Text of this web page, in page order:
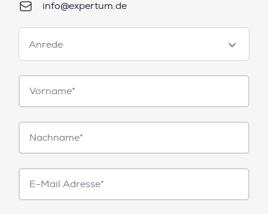
info@expertum.de
Anrede
Anrede
Vorname*
Nachname*
E-
Mail*